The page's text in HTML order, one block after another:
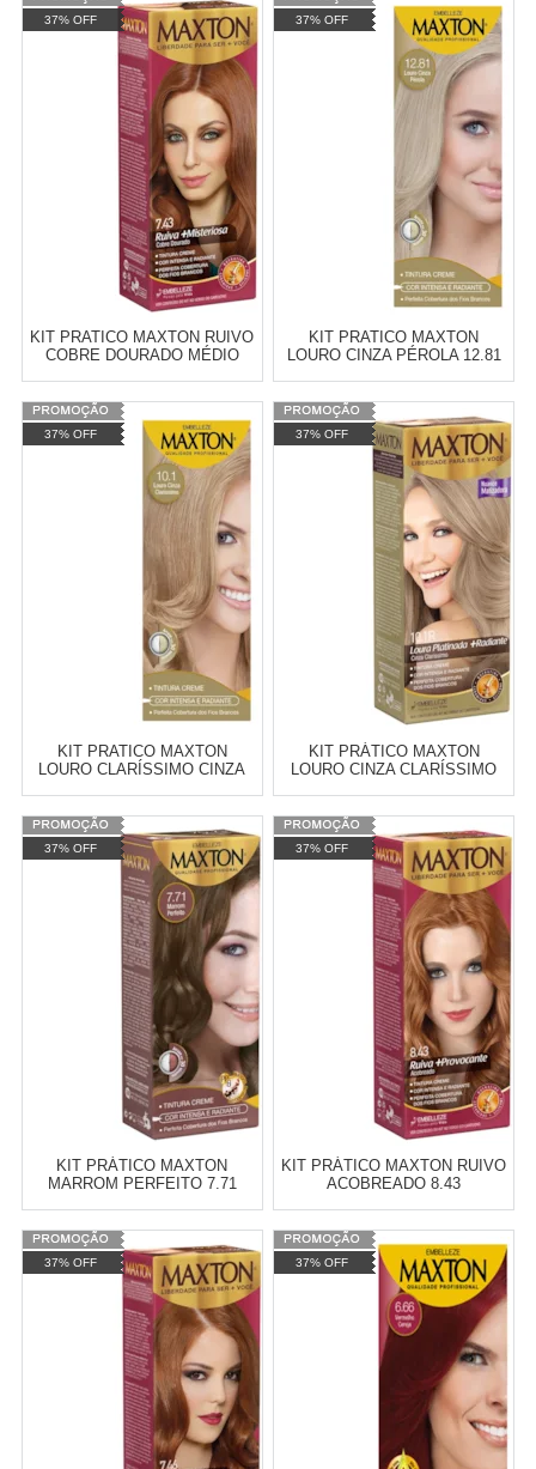
Varejo: R$ 4.050,70
Atacado: R$ 2.550,90 (Apenas
Revendedor)
de R$ 255,09
BLACK FRIDAY
COMPRAR
Varejo: R$ 4.050,70
Atacado: R$ 2.550,90 (Apenas
Revendedor)
R$ 255,09
CREME
37% OFF
KIT PRATICO MAXTON RUIVO
COBRE DOURADO MÉDIO
Varejo: R$ 4.050,70
Atacado: R$ 2.550,90 (Apenas
Revendedor)
R$ 255,09
CREME
37% OFF
KIT PRATICO MAXTON
LOURO CINZA PÉROLA 12.81
Varejo: R$ 4.050,70
Atacado: R$ 2.550,90 (Apenas
Revendedor)
de R$ 255,09
Cat:CREME
COMPRAR
37% OFF
KIT PRATICO MAXTON
LOURO CLARÍSSIMO CINZA
Varejo: R$ 4.050,70
Atacado: R$ 2.550,90 (Apenas
Revendedor)
de R$ 255,09
COSMÉTICOS
COMPRAR
37% OFF
KIT PRÁTICO MAXTON
LOURO CINZA CLARÍSSIMO
Varejo: R$ 4.050,70
Atacado: R$ 2.550,90 (Apenas
Revendedor)
de R$ 255,09
Cat:TINTURA
COMPRAR
37% OFF
KIT PRÁTICO MAXTON
MARROM PERFEITO 7.71
Varejo: R$ 4.050,70
Atacado: R$ 2.550,90 (Apenas
Revendedor)
de R$ 255,09
Cat:TINTURA
COMPRAR
37% OFF
KIT PRÁTICO MAXTON RUIVO
ACOBREADO 8.43
Varejo: R$
4.050,70
Atacado: R$ 2.550,90 (Apenas
Revendedor)
R$ 255,09
TINTURA
COMPRAR
37% OFF 37% OFF